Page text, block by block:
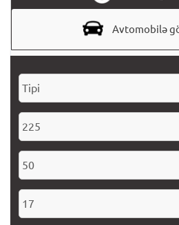
Avtomobilə